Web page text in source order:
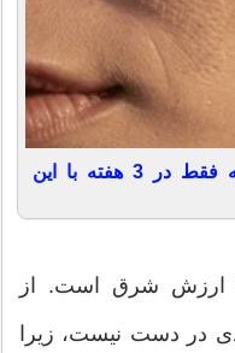
کاهش چشمگیر جای زخم و بخیه فقط در 3 هفته با این
ارزش شرق است. از
در دست نیست، زیرا